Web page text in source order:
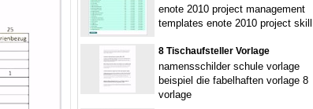
enote 2010 project management
templates enote 2010 project skill
8 Tischaufsteller Vorlage
namensschilder schule vorlage
beispiel die fabelhaften vorlage 8
vorlage